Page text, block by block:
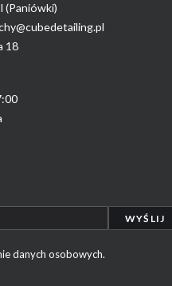
(Paniówki)
18
danych osobowych.